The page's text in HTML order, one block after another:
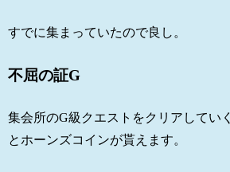
すでに集まっていたので良し。
不屈の証G
集会所のG級クエストをクリアしていく
とホーンズコインが貰えます。